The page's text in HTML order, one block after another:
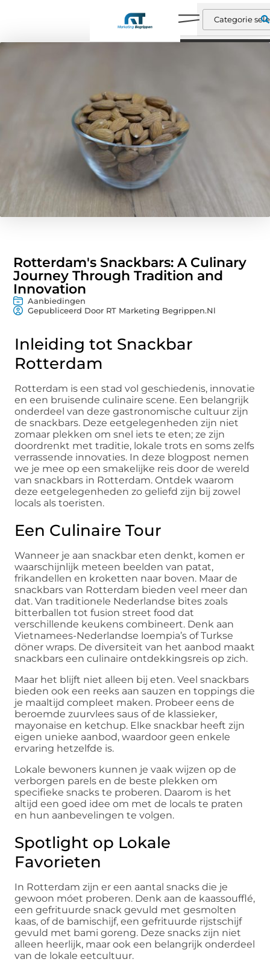
Rotterdam's Snackbars: A Culinary
Journey Through Tradition and
Innovation
Aanbiedingen
Gepubliceerd Door RT Marketing Begrippen.nl
Inleiding tot Snackbar
Rotterdam
Rotterdam is een stad vol geschiedenis, innovatie
en een bruisende culinaire scene. Een belangrijk
onderdeel van deze gastronomische cultuur zijn
de snackbars. Deze eetgelegenheden zijn niet
zomaar plekken om snel iets te eten; ze zijn
doordrenkt met traditie, lokale trots en soms zelfs
verrassende innovaties. In deze blogpost nemen
we je mee op een smakelijke reis door de wereld
van snackbars in Rotterdam. Ontdek waarom
deze eetgelegenheden zo geliefd zijn bij zowel
locals als toeristen.
Een Culinaire Tour
Wanneer je aan snackbar eten denkt, komen er
waarschijnlijk meteen beelden van patat,
frikandellen en kroketten naar boven. Maar de
snackbars van Rotterdam bieden veel meer dan
dat. Van traditionele Nederlandse bites zoals
bitterballen tot fusion street food dat
verschillende keukens combineert. Denk aan
Vietnamees-Nederlandse loempia’s of Turkse
döner wraps. De diversiteit van het aanbod maakt
snackbars een culinaire ontdekkingsreis op zich.
Maar het blijft niet alleen bij eten. Veel snackbars
bieden ook een reeks aan sauzen en toppings die
je maaltijd compleet maken. Probeer eens de
beroemde zuurvlees saus of de klassieker,
mayonaise en ketchup. Elke snackbar heeft zijn
eigen unieke aanbod, waardoor geen enkele
ervaring hetzelfde is.
Lokale bewoners kunnen je vaak wijzen op de
verborgen parels en de beste plekken om
specifieke snacks te proberen. Daarom is het
altijd een goed idee om met de locals te praten
en hun aanbevelingen te volgen.
Spotlight op Lokale
Favorieten
In Rotterdam zijn er een aantal snacks die je
gewoon móet proberen. Denk aan de kaassoufflé,
een gefrituurde snack gevuld met gesmolten
kaas, of de bamischijf, een gefrituurde rijstschijf
gevuld met bami goreng. Deze snacks zijn niet
alleen heerlijk, maar ook een belangrijk onderdeel
van de lokale eetcultuur.